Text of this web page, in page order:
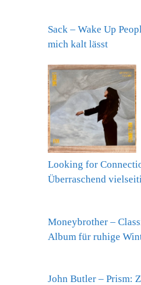
Sack – Wake Up
mich kalt lässt
Looking for
Überraschend
Moneybrother –
Album für ruhige
John Butler – Prism: